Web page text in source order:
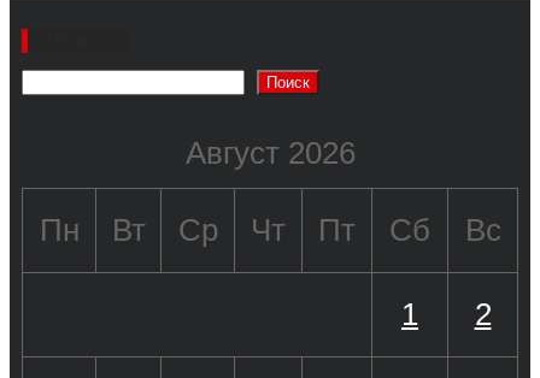
Поиск
Август 2026
Пн Вт Ср Чт Пт Сб Вс
1 2